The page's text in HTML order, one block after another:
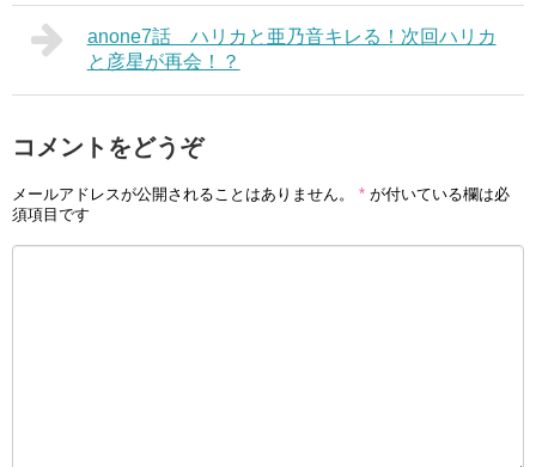
anone7話 ハリカと亜乃音キレる！次回ハリカ
と彦星が再会！？
コメントをどうぞ
メールアドレスが公開されることはありません。 * が付いている欄は必
須項目です